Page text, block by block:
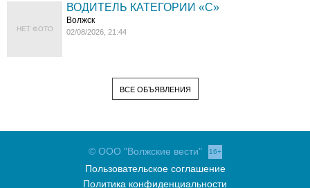
НЕТ ФОТО
ВОДИТЕЛЬ КАТЕГОРИИ «C»
Волжск
02/08/2026, 21:44
ВСЕ ОБЪЯВЛЕНИЯ
© ООО "Волжские вести" 16+
Пользовательское соглашение
Политика конфиденциальности